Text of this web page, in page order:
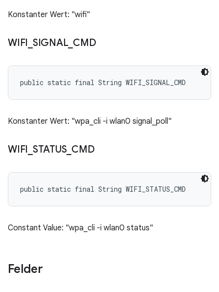
Konstanter Wert: "wifi"
WIFI SIGNAL_ CMD
public static final String WIFI_SIGNAL_CMD
Konstanter Wert: "wpa_cli -i wlan0 signal_poll"
WIFI STATUS_ CMD
public static final String WIFI_STATUS_CMD
Constant Value: "wpa_cli -i wlan0 status"
Felder